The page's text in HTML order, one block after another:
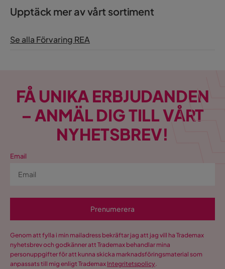
Upptäck mer av vårt sortiment
Se alla Förvaring REA
FÅ UNIKA ERBJUDANDEN
– ANMÄL DIG TILL VÅRT
NYHETSBREV!
Email
Prenumerera
Genom att fylla i min mailadress bekräftar jag att jag vill ha Trademax
nyhetsbrev och godkänner att Trademax behandlar mina
personuppgifter för att kunna skicka marknadsföringsmaterial som
anpassats till mig enligt Trademax Integritetspolicy.